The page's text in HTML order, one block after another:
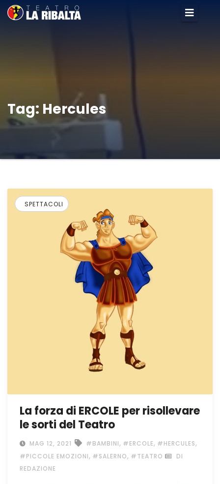
Tag: Hercules
SPETTACOLI
La forza di ERCOLE per risollevare
le sorti del Teatro
MAG 12, 2021 #BAMBINI, #ERCOLE, #HERCULES,
#PICCOLE EMOZIONI, #SALERNO, #TEATRO
DI
REDAZIONE